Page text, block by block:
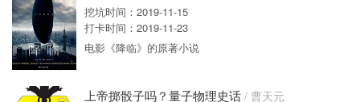
挖坑时间：2019-11-15
打卡时间：2019-11-23
电影《降临》的原著小说
上帝掷骰子吗？量子物理史话 / 曹天元